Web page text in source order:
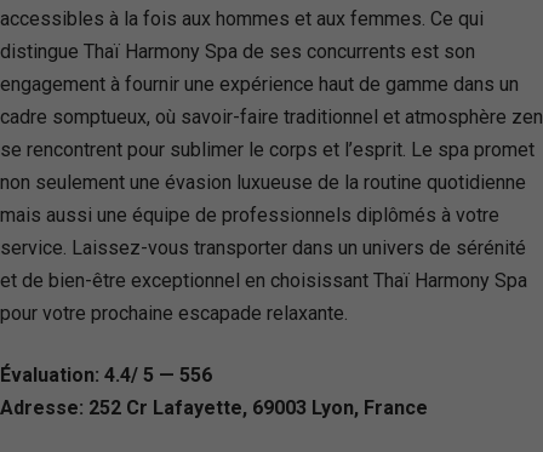
accessibles à la fois aux hommes et aux femmes. Ce qui
distingue Thaï Harmony Spa de ses concurrents est son
engagement à fournir une expérience haut de gamme dans un
cadre somptueux, où savoir-faire traditionnel et atmosphère zen
se rencontrent pour sublimer le corps et l’esprit. Le spa promet
non seulement une évasion luxueuse de la routine quotidienne
mais aussi une équipe de professionnels diplômés à votre
service. Laissez-vous transporter dans un univers de sérénité
et de bien-être exceptionnel en choisissant Thaï Harmony Spa
pour votre prochaine escapade relaxante.
Évaluation: 4.4/ 5 — 556
Adresse: 252 Cr Lafayette, 69003 Lyon, France